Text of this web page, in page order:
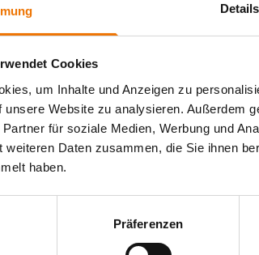
Details
Cookies
um Inhalte und Anzeigen zu
unsere Website zu analysieren. Außerdem
für soziale Medien, Werbung und
weiteren Daten zusammen, die Sie ihnen
haben.
Präferenzen